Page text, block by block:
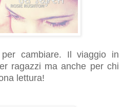
cambiare. Il viaggio in
ragazzi ma anche per chi
lettura!